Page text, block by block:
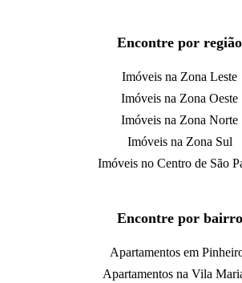
Encontre por região
Imóveis na Zona Leste
Imóveis na Zona Oeste
Imóveis na Zona Norte
Imóveis na Zona Sul
Imóveis no Centro de São
Encontre por bairro
Apartamentos em
Apartamentos na Vila